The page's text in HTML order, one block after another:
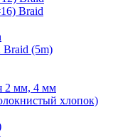
Braid
Braid (5m)
2 мм, 4 мм
хлопок)